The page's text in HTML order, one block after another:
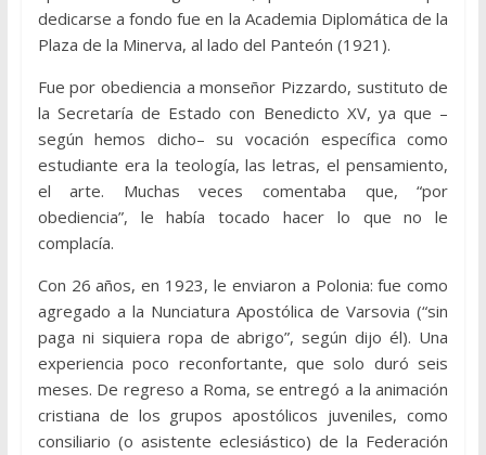
dedicarse a fondo fue en la Academia Diplomática de la
Plaza de la Minerva, al lado del Panteón (1921).
Fue por obediencia a monseñor Pizzardo, sustituto de
la Secretaría de Estado con Benedicto XV, ya que –
según hemos dicho– su vocación específica como
estudiante era la teología, las letras, el pensamiento,
el arte. Muchas veces comentaba que, “por
obediencia”, le había tocado hacer lo que no le
complacía.
Con 26 años, en 1923, le enviaron a Polonia: fue como
agregado a la Nunciatura Apostólica de Varsovia (“sin
paga ni siquiera ropa de abrigo”, según dijo él). Una
experiencia poco reconfortante, que solo duró seis
meses. De regreso a Roma, se entregó a la animación
cristiana de los grupos apostólicos juveniles, como
consiliario (o asistente eclesiástico) de la Federación